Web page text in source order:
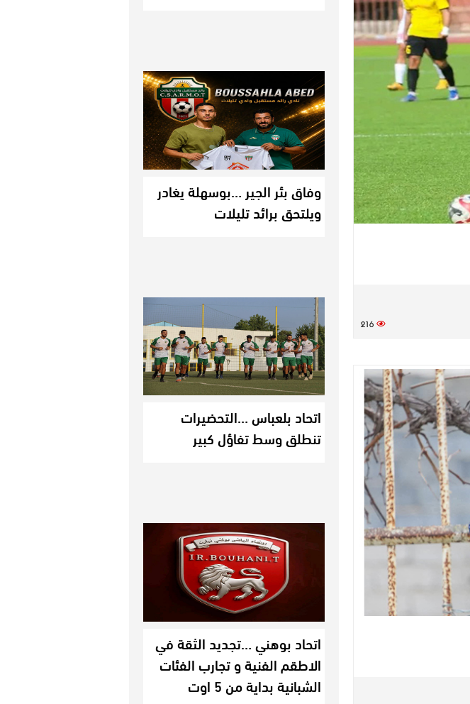
216
وفاق بئر الجير …بوسهلة يغادر
ويلتحق برائد تليلات
اتحاد بلعباس …التحضيرات
تنطلق وسط تفاؤل كبير
اتحاد بوهني …تجديد الثقة في
الاطقم الفنية و تجارب الفئات
الشبانية بداية من 5 اوت